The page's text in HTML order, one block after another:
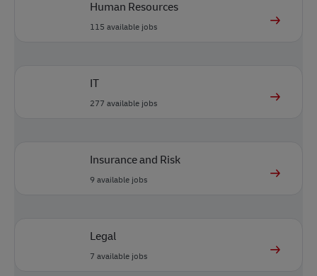
Human Resources
115 available jobs
IT
277 available jobs
Insurance and Risk
9available jobs
Legal
7 available jobs